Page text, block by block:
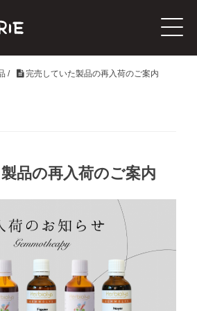
/ 完売していた製品の再入荷のご案内
品の再入荷のご案内